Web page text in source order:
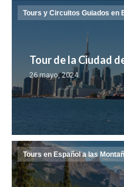
Tours y Circuitos Guiados en
Tour de la Ciudad
26 mayo, 2024
Tours en Español a las